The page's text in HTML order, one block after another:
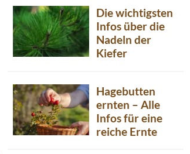
Die wichtigsten
Infos über die
Nadeln der
Kiefer
Hagebutten
ernten – Alle
Infos für eine
reiche Ernte